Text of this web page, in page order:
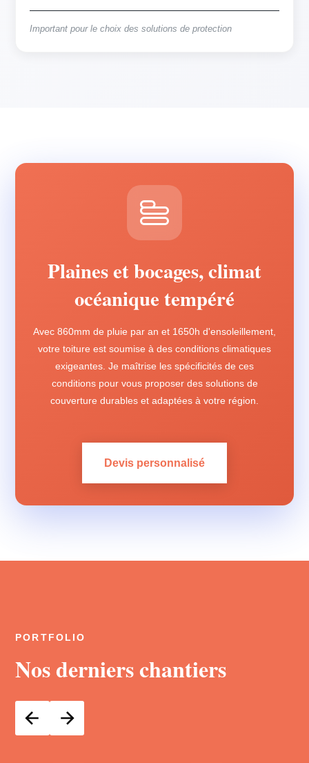
Important pour le choix des solutions de protection
Plaines et bocages, climat
océanique tempéré
Avec 860mm de pluie par an et 1650h d'ensoleillement,
votre toiture est soumise à des conditions climatiques
exigeantes. Je maîtrise les spécificités de ces
conditions pour vous proposer des solutions de
couverture durables et adaptées à votre région.
Devis personnalisé
PORTFOLIO
Nos derniers chantiers